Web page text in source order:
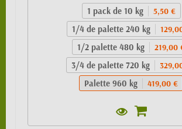
1 pack de 10 kg 5,50 €
1/4 de palette 240 kg
1/2 palette 480 kg 219,00
3/4 de palette 720 kg
Palette 960 kg 419,00 €